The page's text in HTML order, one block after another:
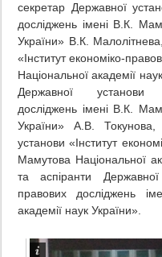
секретар Державної
досліджень імені В.К.
України» В.К.
«Інститут економіко-
Національної академії
Державної установи
досліджень імені В.К.
України» А.В.
установи «Інститут
Мамутова Національної
та аспіранти
правових досліджень
академії наук України».